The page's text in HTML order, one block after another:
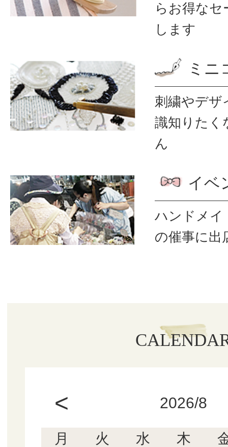
ら お得なセ
します
ミニ
刺繍やデザ
識知りたく
ん
イベ
ハンドメイ
の催事に出
< 2026/8
月 火 水 木